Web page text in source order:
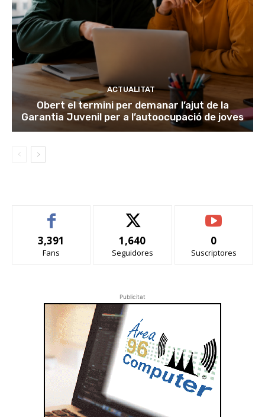
ACTUALITAT
Obert el termini per demanar l’ajut de la
Garantia Juvenil per a l’autoocupació de joves
3,391
Fans
1,640
Seguidores
0
Suscriptores
Publicitat